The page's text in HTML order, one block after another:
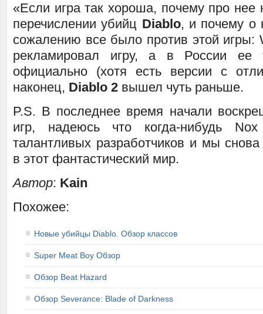
«Если игра так хороша, почему про нее
перечислении убийц Diablo, и почему о
сожалению все было против этой игры:
рекламировал игру, а в России
официально (хотя есть версии с
наконец, Diablo 2 вышел чуть раньше.
P.S. В последнее время начали
игр, надеюсь что когда-нибудь
талантливых разработчиков и мы
в этот фантастический мир.
Автор: Kain
Похожее:
Новые убийцы Diablo. Обзор классов
Super Meat Boy Обзор
Обзор Beat Hazard
Обзор Severance: Blade of Darkness